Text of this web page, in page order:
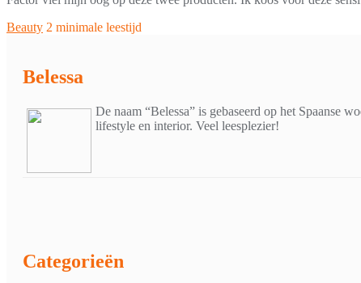
Beauty 2 minimale leestijd
Belessa
De naam “Belessa” is gebaseerd op het Spaanse
lifestyle en interior. Veel leesplezier!
Categorieën